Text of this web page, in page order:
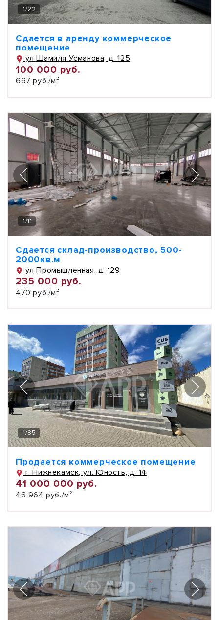
1/22
Сдается в аренду коммерческое
помещение
ул Шамиля Усманова, д. 125
100 000 руб.
667 руб./м²
1/11
Сдается склад-производство, 500-
2000кв.м
ул Промышленная, д. 129
235 000 руб.
470 руб./м²
1/85
Продается коммерческое помещение
г. Нижнекамск, ул. Юность, д. 14
41 000 000 руб.
46 964 руб./м²